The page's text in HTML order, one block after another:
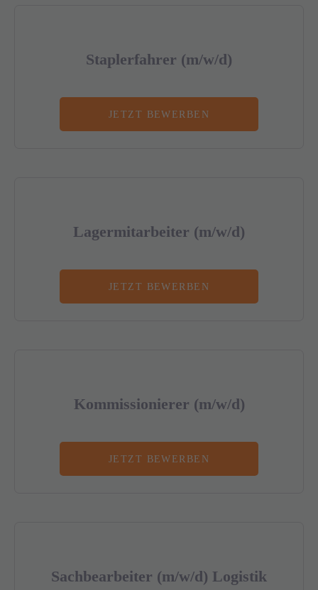
Staplerfahrer (m/w/d)
JETZT BEWERBEN
Lagermitarbeiter (m/w/d)
JETZT BEWERBEN
Kommissionierer (m/w/d)
JETZT BEWERBEN
Sachbearbeiter (m/w/d) Logistik